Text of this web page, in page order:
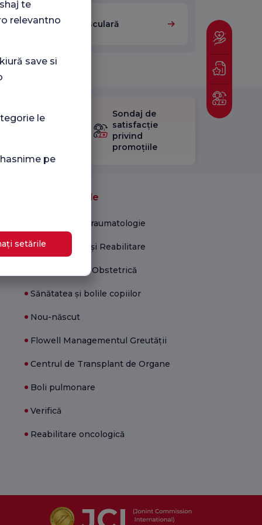
Chirurgie Cardiovasculară
Unități medicale
Ortopedie și Traumatologie
Kinetoterapie și Reabilitare
Ginecologie și Obstetrică
Sănătatea și bolile copiilor
Nou-născut
Flowell Managementul Greutății
Centrul de Transplant de Organe
Boli pulmonare
Verifică
Reabilitare oncologică
Sondaj de
satisfacție
privind
promoțiile
te
relevantno
save si
le
pe
setările